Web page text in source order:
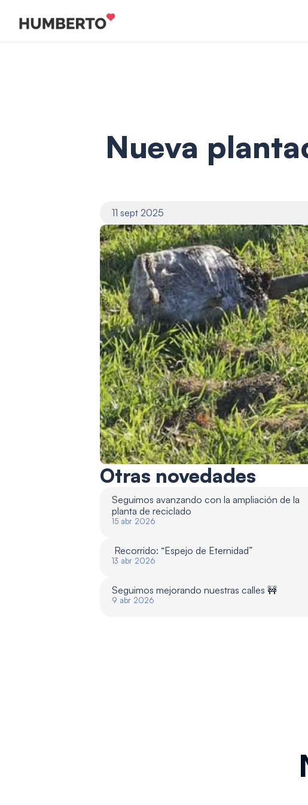
Nueva
11 sept 2025
Otras novedades
Seguimos avanzando con la ampliación de la
planta de reciclado
15 abr 2026
Recorrido: “Espejo de Eternidad”
13 abr 2026
Seguimos mejorando nuestras calles 🚧
9 abr 2026